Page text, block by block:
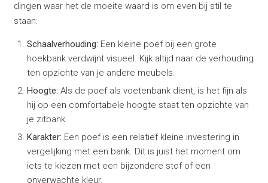
dingen waar het de moeite waard is om even bij stil te
staan:
Schaalverhouding: Een kleine poef bij een grote
hoekbank verdwijnt visueel. Kijk altijd naar de verhouding
ten opzichte van je andere meubels.
Hoogte: Als de poef als voetenbank dient, is het fijn als
hij op een comfortabele hoogte staat ten opzichte van
je zitbank.
Karakter: Een poef is een relatief kleine investering in
vergelijking met een bank. Dit is juist het moment om
iets te kiezen met een bijzondere stof of een
onverwachte kleur.